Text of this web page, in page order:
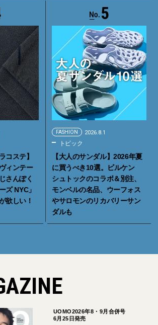
コステ】
ィンテー
さんぽく
ズ NYC」
欲しい！
5
FASHION 2026.8.1
トピック
【大人のサンダル】2026年夏
に買うべき10選。ビルケン
シュトックのコラボ＆別注、
モンベルの名品、ウーフォス
やサロモンのリカバリーサン
ダルも
UOMO2026年8・9月合併号
6月25日発売